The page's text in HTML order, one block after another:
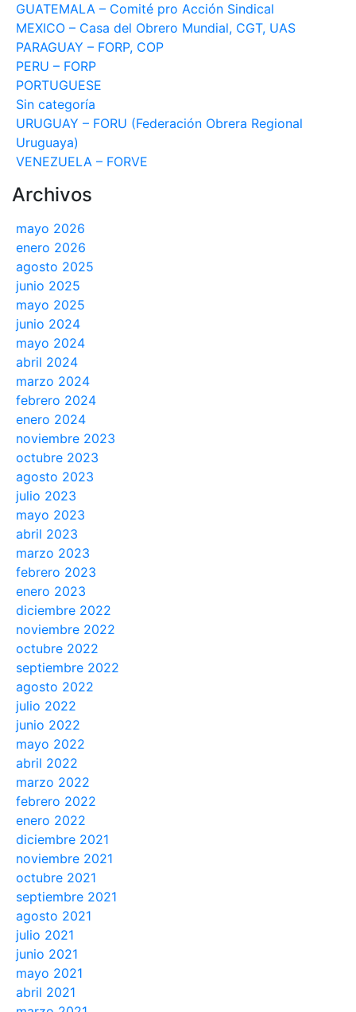
GUATEMALA – Comité pro Acción Sindical
MEXICO – Casa del Obrero Mundial, CGT, UAS
PARAGUAY – FORP, COP
PERU – FORP
PORTUGUESE
Sin categoría
URUGUAY – FORU (Federación Obrera Regional
Uruguaya)
VENEZUELA – FORVE
Archivos
mayo 2026
enero 2026
agosto 2025
junio 2025
mayo 2025
junio 2024
mayo 2024
abril 2024
marzo 2024
febrero 2024
enero 2024
noviembre 2023
octubre 2023
agosto 2023
julio 2023
mayo 2023
abril 2023
marzo 2023
febrero 2023
enero 2023
diciembre 2022
noviembre 2022
octubre 2022
septiembre 2022
agosto 2022
julio 2022
junio 2022
mayo 2022
abril 2022
marzo 2022
febrero 2022
enero 2022
diciembre 2021
noviembre 2021
octubre 2021
septiembre 2021
agosto 2021
julio 2021
junio 2021
mayo 2021
abril 2021